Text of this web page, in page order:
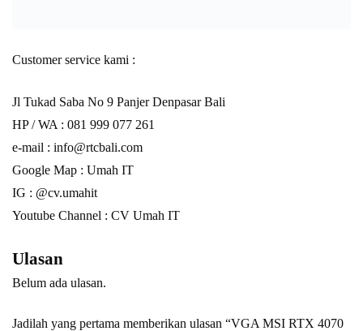
Customer service kami :
Jl Tukad Saba No 9 Panjer Denpasar Bali
HP / WA : 081 999 077 261
e-mail : info@rtcbali.com
Google Map : Umah IT
IG : @cv.umahit
Youtube Channel : CV Umah IT
Ulasan
Belum ada ulasan.
Jadilah yang pertama memberikan ulasan “VGA MSI RTX 4070